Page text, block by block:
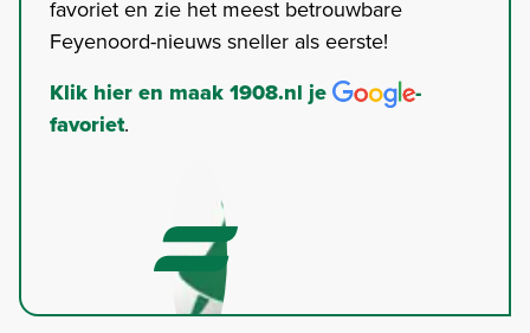
favoriet en zie het meest betrouwbare
Feyenoord-nieuws sneller als eerste!
Klik hier en maak 1908.nl je
-
favoriet.